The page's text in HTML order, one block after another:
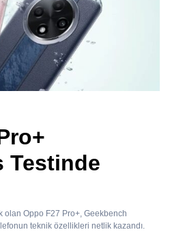
Testinde
olan Oppo F27 Pro+, Geekbench
teknik özellikleri netlik kazandı.